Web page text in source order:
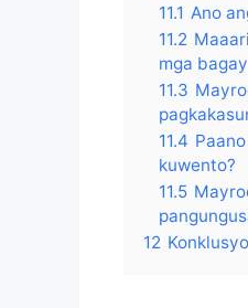
11.1 Ano
11.2
mga
11.3
11.4
kuwento?
11.5
12